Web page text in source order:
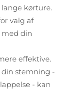
kørture.
valg af
med din
effektive.
stemning -
- kan